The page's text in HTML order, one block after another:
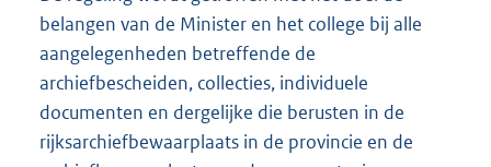
belangen van de Minister en het college bij alle
aangelegenheden betreffende de
archiefbescheiden, collecties, individuele
documenten en dergelijke die berusten in de
rijksarchiefbewaarplaats in de provincie en de